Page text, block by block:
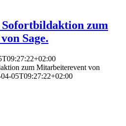
zum
Sage.
zum Mitarbeiterevent von
05T09:27:22+02:00